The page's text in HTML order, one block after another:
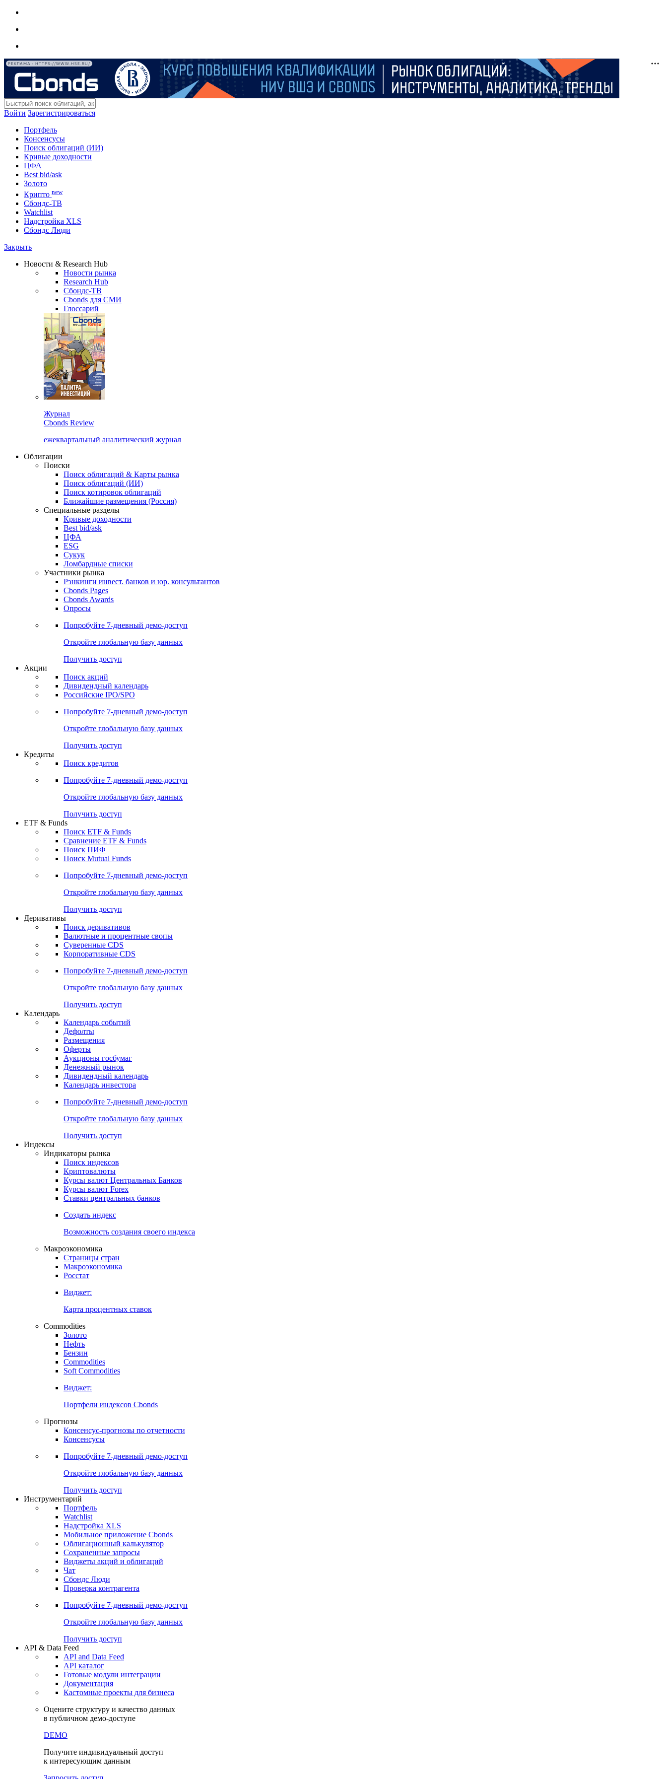
РЕКЛАМА • HTTPS://WWW.HSE.RU/
Войти Зарегистрироваться
Портфель
Консенсусы
Поиск облигаций (ИИ)
Кривые доходности
ЦФА
Best bid/ask
Золото
Крипто new
Сбондс-ТВ
Watchlist
Надстройка XLS
Сбондс Люди
Закрыть
Новости & Research Hub
Новости рынка
Research Hub
Сбондс-ТВ
Cbonds для СМИ
Глоссарий
Журнал
Cbonds Review
ежеквартальный аналитический журнал
Облигации
Поиски
Поиск облигаций & Карты рынка
Поиск облигаций (ИИ)
Поиск котировок облигаций
Ближайшие размещения (Россия)
Специальные разделы
Кривые доходности
Best bid/ask
ЦФА
ESG
Сукук
Ломбардные списки
Участники рынка
Рэнкинги инвест. банков и юр. консультантов
Cbonds Pages
Cbonds Awards
Опросы
Попробуйте 7-дневный демо-доступ
Откройте глобальную базу данных
Получить доступ
Акции
Поиск акций
Дивидендный календарь
Российские IPO/SPO
Попробуйте 7-дневный демо-доступ
Откройте глобальную базу данных
Получить доступ
Кредиты
Поиск кредитов
Попробуйте 7-дневный демо-доступ
Откройте глобальную базу данных
Получить доступ
ETF & Funds
Поиск ETF & Funds
Сравнение ETF & Funds
Поиск ПИФ
Поиск Mutual Funds
Попробуйте 7-дневный демо-доступ
Откройте глобальную базу данных
Получить доступ
Деривативы
Поиск деривативов
Валютные и процентные свопы
Суверенные CDS
Корпоративные CDS
Попробуйте 7-дневный демо-доступ
Откройте глобальную базу данных
Получить доступ
Календарь
Календарь событий
Дефолты
Размещения
Оферты
Аукционы госбумаг
Денежный рынок
Дивидендный календарь
Календарь инвестора
Попробуйте 7-дневный демо-доступ
Откройте глобальную базу данных
Получить доступ
Индексы
Индикаторы рынка
Поиск индексов
Криптовалюты
Курсы валют Центральных Банков
Курсы валют Forex
Ставки центральных банков
Создать индекс
Возможность создания своего индекса
Макроэкономика
Страницы стран
Макроэкономика
Росстат
Виджет:
Карта процентных ставок
Commodities
Золото
Нефть
Бензин
Commodities
Soft Commodities
Виджет:
Портфели индексов Cbonds
Прогнозы
Консенсус-прогнозы по отчетности
Консенсусы
Попробуйте 7-дневный демо-доступ
Откройте глобальную базу данных
Получить доступ
Инструментарий
Портфель
Watchlist
Надстройка XLS
Мобильное приложение Cbonds
Облигационный калькулятор
Сохраненные запросы
Виджеты акций и облигаций
Чат
Сбондс Люди
Проверка контрагента
Попробуйте 7-дневный демо-доступ
Откройте глобальную базу данных
Получить доступ
API & Data Feed
API and Data Feed
API каталог
Готовые модули интеграции
Документация
Кастомные проекты для бизнеса
Оцените структуру и качество данных
в публичном демо-доступе
DEMO
Получите индивидуальный доступ
к интересующим данным